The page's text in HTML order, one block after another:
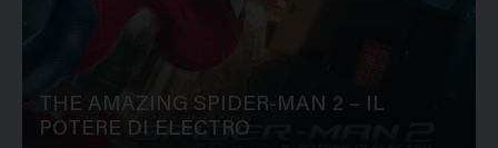
THE AMAZING SPIDER-MAN 2 – IL
POTERE DI ELECTRO